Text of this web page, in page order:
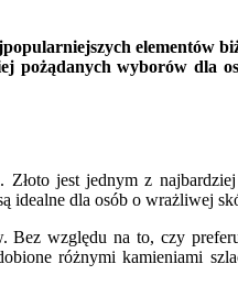
elementów
wyborów dla
jest jednym z
idealne dla osób o wrażliwej
względu na to, czy
różnymi kamieniami